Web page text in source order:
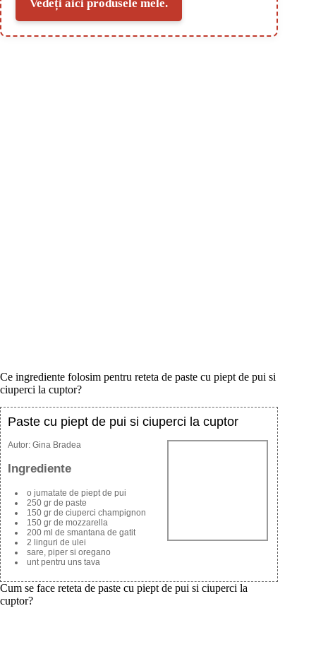
Vedeți aici produsele mele.
Ce ingrediente folosim pentru reteta de paste cu piept de pui si
ciuperci la cuptor?
Paste cu piept de pui si ciuperci la cuptor
Autor: Gina Bradea
Ingrediente
o jumatate de piept de pui
250 gr de paste
150 gr de ciuperci champignon
150 gr de mozzarella
200 ml de smantana de gatit
2 linguri de ulei
sare, piper si oregano
unt pentru uns tava
Cum se face reteta de paste cu piept de pui si ciuperci la
cuptor?